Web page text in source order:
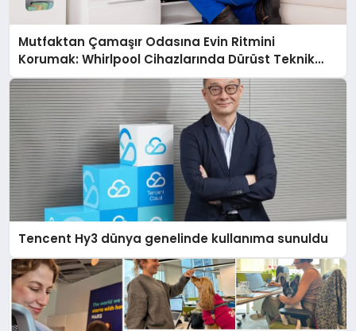
Mutfaktan Çamaşır Odasına Evin Ritmini
Korumak: Whirlpool Cihazlarında Dürüst Teknik
Destek Deneyimi
Tencent Hy3 dünya genelinde kullanıma sunuldu